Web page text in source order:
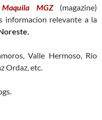
MGZ
(magazine)
informacion relevante a la
Valle Hermoso, Rio
Ordaz, etc.